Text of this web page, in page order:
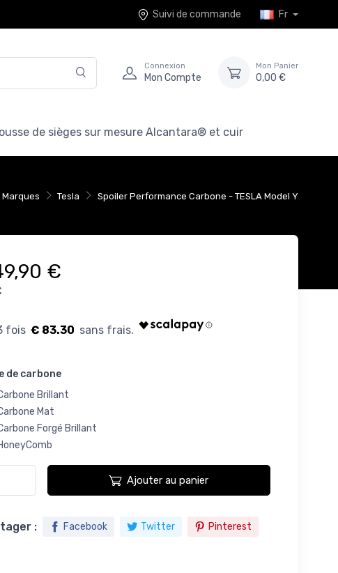
Suivi de commande Fr
Connexion
Mon Compte
Mon Panier
0,00 €
de sièges sur mesure Alcantara® et cuir
Marques Tesla Spoiler Performance Carbone - TESLA Model Y
€
€ 83.30
de carbone
Brillant
Mat
Forgé Brillant
Ajouter au panier
: Facebook Twitter Pinterest